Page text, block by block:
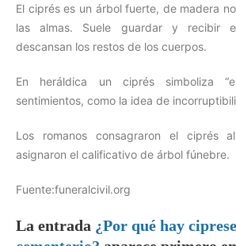
El ciprés es un árbol fuerte, de madera
las almas. Suele guardar y recibir
descansan los restos de los cuerpos.
En heráldica un ciprés simboliza
sentimientos, como la idea de
Los romanos consagraron el ciprés
asignaron el calificativo de árbol fúnebre.
Fuente:funeralcivil.org
La entrada ¿Por qué hay